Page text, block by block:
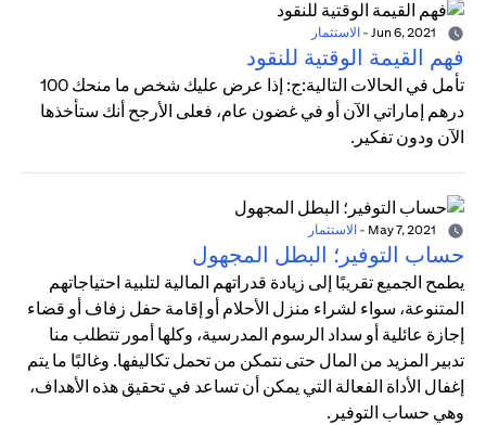
- الاستثمار
فهم القيمة الوقتية للنقود
تأمل في الحالات التالية:ج: إذا عرض عليك شخص ما منحك 100
درهم إماراتي الآن أو في غضون عام، فعلى الأرجح أنك ستأخذها
الآن ودون تفكير.
- الاستثمار
حساب التوفير؛ البطل المجهول
يطمح الجميع تقريبًا إلى زيادة قدراتهم المالية لتلبية احتياجاتهم
المتنوعة، سواء لشراء منزل الأحلام أو إقامة حفل زفاف أو قضاء
إجازة عائلية أو سداد الرسوم المدرسية، وكلها أمور تتطلب منا
تدبير المزيد من المال حتى نتمكن من تحمل تكاليفها. وغالبًا ما يتم
إغفال الأداة الفعالة التي يمكن أن تساعد في تحقيق هذه الأهداف،
وهي حساب التوفير.